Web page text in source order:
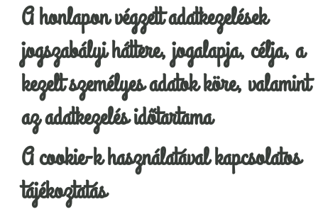
A honlapon végzett adatkezelések
jogszabályi háttere, jogalapja, célja, a
kezelt személyes adatok köre, valamint
az adatkezelés időtartama
A cookie-k használatával kapcsolatos
tájékoztatás